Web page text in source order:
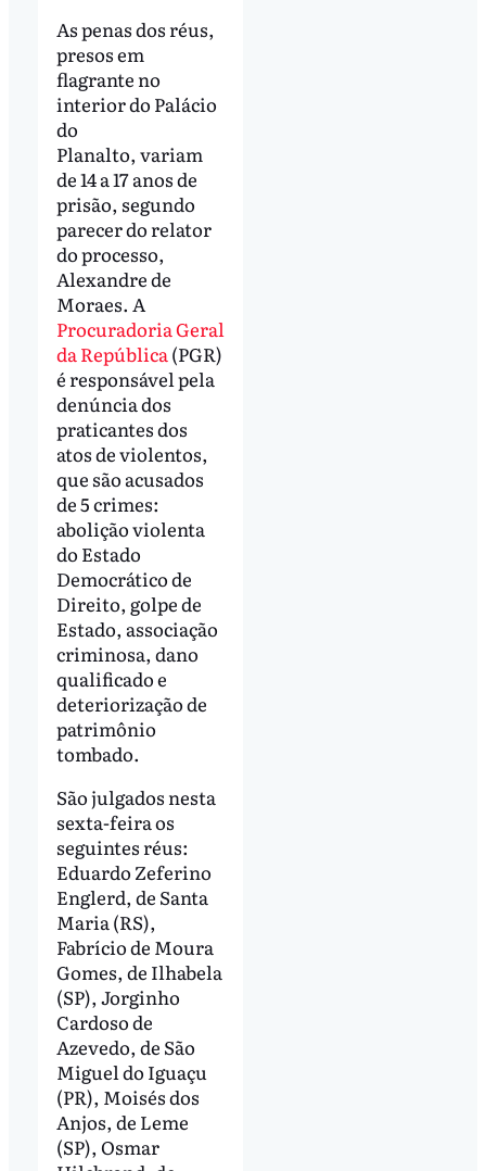
As penas dos réus,
presos em
flagrante no
interior do Palácio
do
Planalto, variam
de 14 a 17 anos de
prisão, segundo
parecer do relator
do processo,
Alexandre de
Moraes. A
Procuradoria Geral
da República (PGR)
é responsável pela
denúncia dos
praticantes dos
atos de violentos,
que são acusados
de 5 crimes:
abolição violenta
do Estado
Democrático de
Direito, golpe de
Estado, associação
criminosa, dano
qualificado e
deteriorização de
patrimônio
tombado.
São julgados nesta
sexta-feira os
seguintes réus:
Eduardo Zeferino
Englerd, de Santa
Maria (RS),
Fabrício de Moura
Gomes, de Ilhabela
(SP), Jorginho
Cardoso de
Azevedo, de São
Miguel do Iguaçu
(PR), Moisés dos
Anjos, de Leme
(SP), Osmar